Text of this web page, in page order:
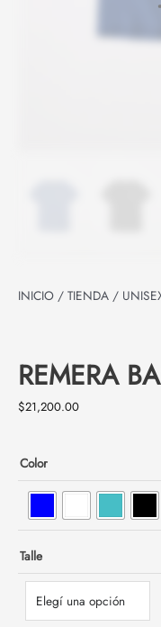
INICIO / TIENDA /
REMERA
$21,200.00
Color
Talle